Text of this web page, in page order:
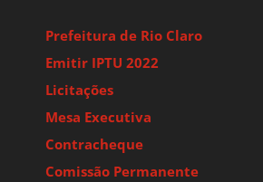
Prefeitura de Rio Claro
Emitir IPTU 2022
Licitações
Mesa Executiva
Contracheque
Comissão Permanente